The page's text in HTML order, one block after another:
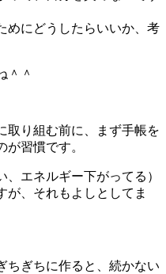
めにどうしたらいいか、考
＾＾
取り組む前に、まず手帳を
習慣です。
エネルギー下がってる）
が、それもよしとしてま
ちぎちに作ると、続かない